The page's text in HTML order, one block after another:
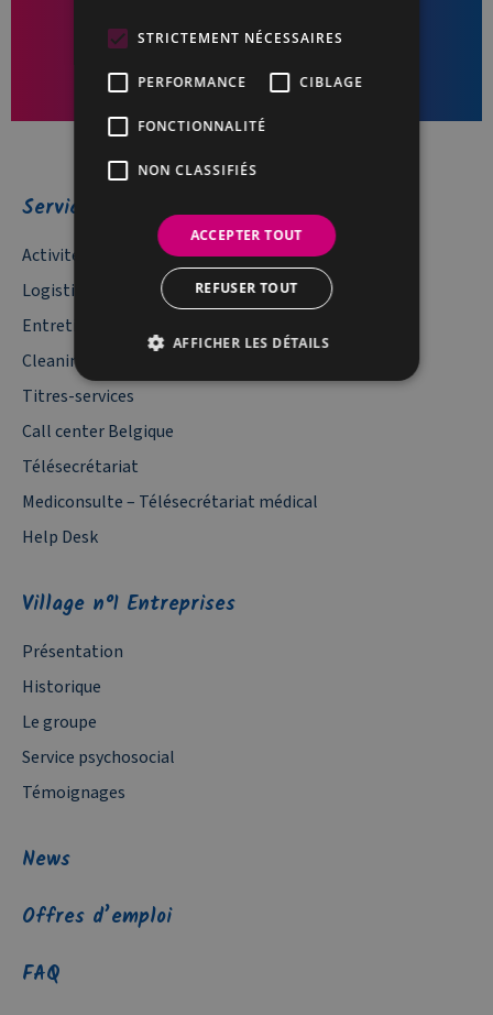
PLANIFIER UN APPEL
Services
Activités industrielles
Logistique documentaire
Entretien Espaces Verts
Cleaning – Service de nettoyage
Titres-services
Call center Belgique
Télésecrétariat
Mediconsulte – Télésecrétariat médical
Help Desk
Village n°1 Entreprises
Présentation
Historique
Le groupe
Service psychosocial
Témoignages
News
Offres d’emploi
FAQ
STRICTEMENT NÉCESSAIRES
PERFORMANCE CIBLAGE
FONCTIONNALITÉ
NON CLASSIFIÉS
ACCEPTER TOUT
REFUSER TOUT
AFFICHER LES DÉTAILS